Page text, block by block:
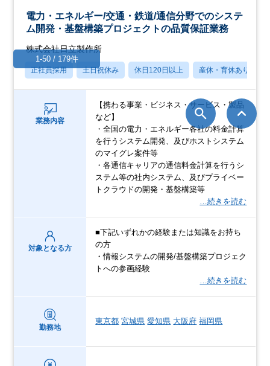
電力・エネルギー/交通・鉄道/通信分野でのシステ
ム開発・基盤構築プロジェクトの品質保証業務
株式会社日立製作所
正社員採用 土日祝休み 休日120日以上 産休・育休あり
業務内容
【携わる事業・ビジネス・サービス・製品
など】
・全国の電力・エネルギー各社の料金計算
を行うシステム開発、及びホストシステム
のマイグレ案件等
・各通信キャリアの通信料金計算を行うシ
ステム等の社内システム、及びプライベー
トクラウドの開発・基盤構築等
…続きを読む
対象となる方
■下記いずれかの経験または知識をお持ち
の方
・情報システムの開発/基盤構築プロジェク
トへの参画経験
…続きを読む
勤務地
東京都 宮城県 愛知県 大阪府 福岡県
1-50 / 179件